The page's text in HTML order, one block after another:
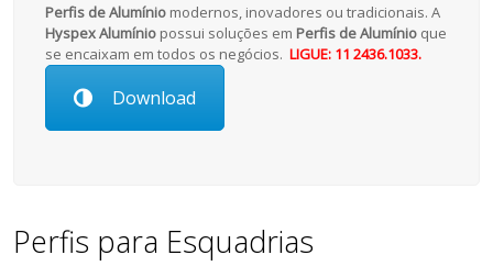
Perfis de Alumínio modernos, inovadores ou tradicionais. A
Hyspex Alumínio possui soluções em Perfis de Alumínio que
se encaixam em todos os negócios.LIGUE: 11 2436.1033.
Download
Perfis para Esquadrias